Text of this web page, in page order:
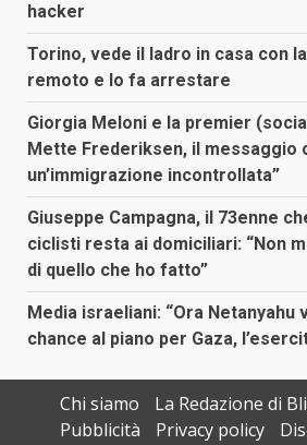
hacker
Torino, vede il ladro in casa con
remoto e lo fa arrestare
Giorgia Meloni e la premier
Mette Frederiksen, il messaggio
un’immigrazione incontrollata”
Giuseppe Campagna, il 73enne
ciclisti resta ai domiciliari: “Non
di quello che ho fatto”
Media israeliani: “Ora Netanyahu
chance al piano per Gaza,
Chi siamo
La Redazione di
Pubblicità
Privacy policy